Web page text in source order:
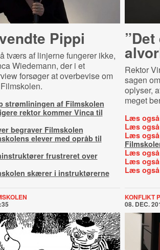
Pippi
tværs af linjerne fungerer ikke,
Wiedemann, der i et
forsøger at overbevise om
strømliningen af Filmskolen
rektor kommer Vinca til
begraver Filmskolen
elever med opråb til
frustreret over
skærer i instruktørerne
Rektor
sagen
oplyser,
meget
Læs
Læs
Læs
Læs
Læs
Læs
KONFLIKT
08. DEC.